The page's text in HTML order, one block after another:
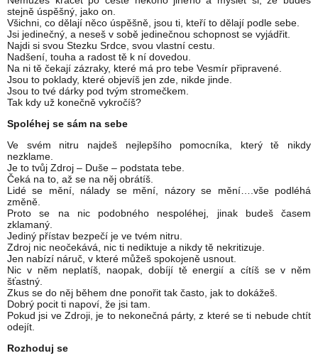
stejně úspěšný, jako on.
Všichni, co dělají něco úspěšně, jsou ti, kteří to dělají podle sebe.
Jsi jedinečný, a neseš v sobě jedinečnou schopnost se vyjádřit.
Najdi si svou Stezku Srdce, svou vlastní cestu.
Nadšení, touha a radost tě k ní dovedou.
Na ni tě čekají zázraky, které má pro tebe Vesmír připravené.
Jsou to poklady, které objevíš jen zde, nikde jinde.
Jsou to tvé dárky pod tvým stromečkem.
Tak kdy už konečně vykročíš?
Spoléhej se sám na sebe
Ve svém nitru najdeš nejlepšího pomocníka, který tě nikdy
nezklame.
Je to tvůj Zdroj – Duše – podstata tebe.
Čeká na to, až se na něj obrátíš.
Lidé se mění, nálady se mění, názory se mění….vše podléhá
změně.
Proto se na nic podobného nespoléhej, jinak budeš časem
zklamaný.
Jediný přístav bezpečí je ve tvém nitru.
Zdroj nic neočekává, nic ti nediktuje a nikdy tě nekritizuje.
Jen nabízí náruč, v které můžeš spokojeně usnout.
Nic v něm neplatíš, naopak, dobíjí tě energií a cítíš se v něm
šťastný.
Zkus se do něj během dne ponořit tak často, jak to dokážeš.
Dobrý pocit ti napoví, že jsi tam.
Pokud jsi ve Zdroji, je to nekonečná párty, z které se ti nebude chtít
odejít.
Rozhoduj se